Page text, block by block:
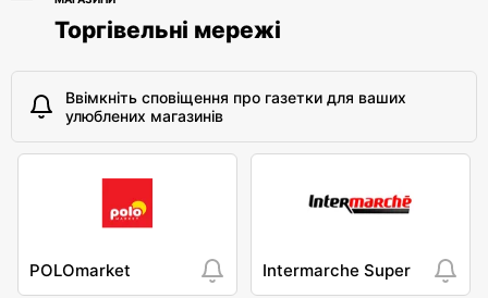
Торгівельні мережі
Ввімкніть сповіщення про газетки для ваших
улюблених магазинів
POLOmarket Intermarche Super